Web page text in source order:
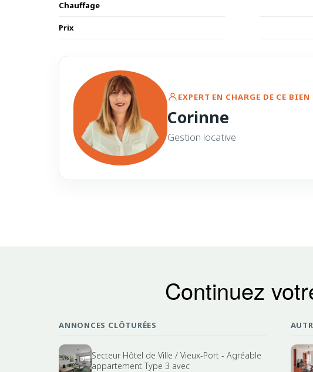
Chauffage
Prix
EXPERT EN CHARGE DE CE BIEN
Corinne
Gestion locative
Continuez
ANNONCES CLÔTURÉES
Secteur Hôtel de Ville / Vieux-Port - Agréable
appartement Type 3 avec